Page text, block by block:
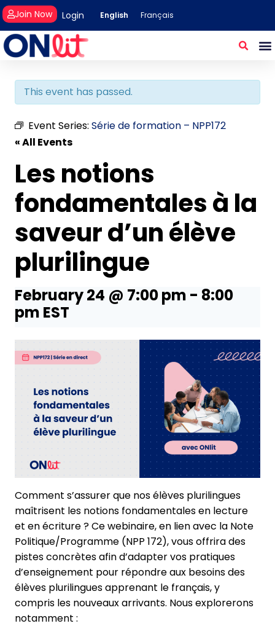
Login
Join Now English Français
This event has passed.
Event Series: Série de formation – NPP172
« All Events
Les notions
fondamentales à la
saveur d’un élève
plurilingue
February 24 @ 7:00 pm - 8:00
pm EST
Comment s’assurer que nos élèves plurilingues
maîtrisent les notions fondamentales en lecture
et en écriture ? Ce webinaire, en lien avec la Note
Politique/Programme (NPP 172), vous offrira des
pistes concrètes afin d’adapter vos pratiques
d’enseignement pour répondre aux besoins des
élèves plurilingues apprenant le français, y
compris les nouveaux arrivants. Nous explorerons
notamment :